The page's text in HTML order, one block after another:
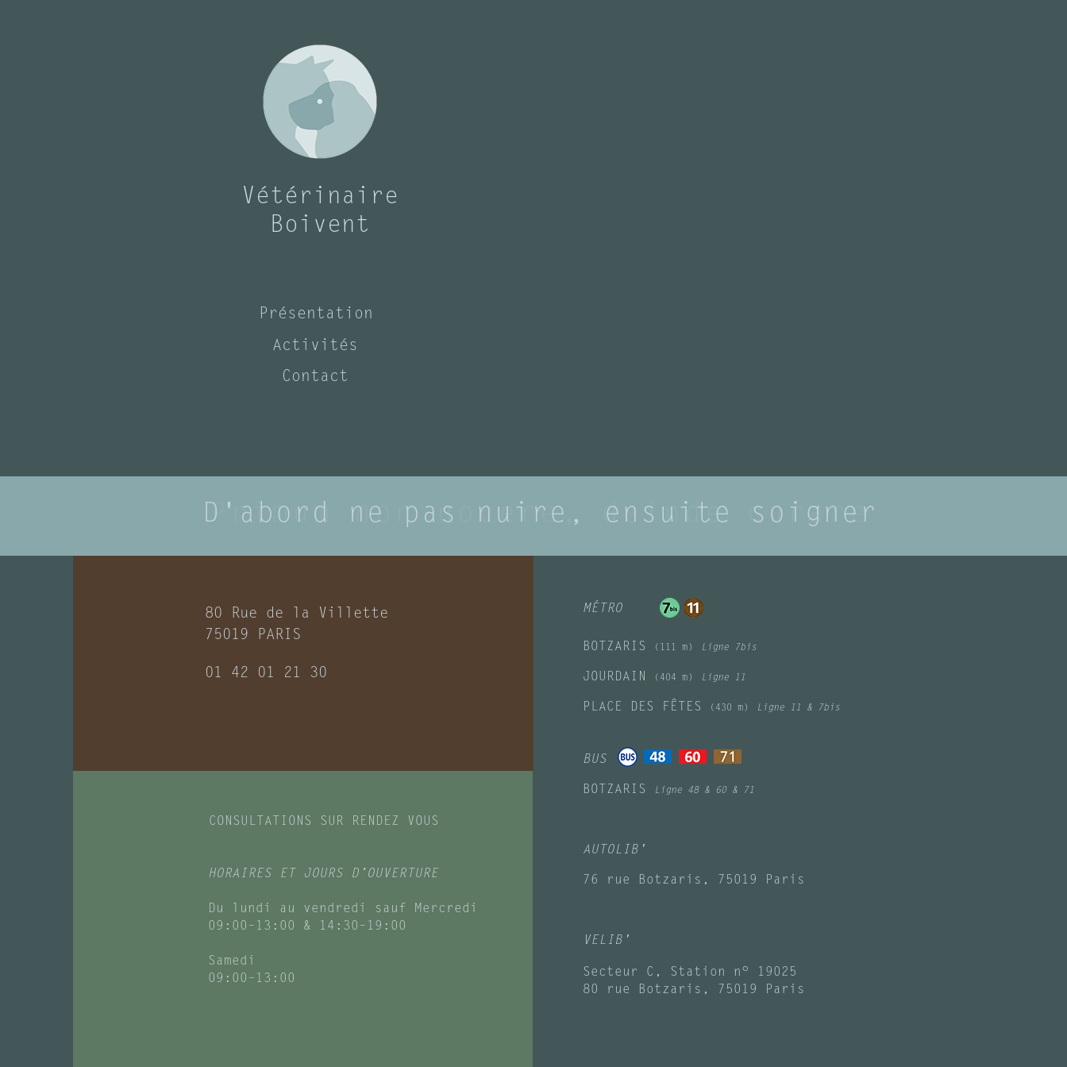
Vétérinaire
Boivent
Primum non nocere, deinde curare
D'abord ne pas nuire, ensuite soigner
Présentation
Activités
Contact
MÉTRO
BOTZARIS (111 m) Ligne 7bis
JOURDAIN (404 m) Ligne 11
PLACE DES FÊTES (430 m) Ligne 11 & 7bis
BUS
BOTZARIS
Ligne 48 & 60 & 71
AUTOLIB'
76 rue Botzaris, 75019 Paris
VELIB'
Secteur C, Station n° 19025
80 rue Botzaris, 75019 Paris
80 Rue de la Villette
75019 PARIS
01 42 01 21 30
CONSULTATIONS SUR RENDEZ VOUS
HORAIRES ET JOURS D’OUVERTURE
Du lundi au vendredi sauf Mercredi
09:00–13:00 & 14:30–19:00
Samedi
09:00–13:00